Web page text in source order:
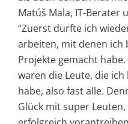
Matúš Mala, IT-Berater
“Zuerst durfte ich
arbeiten, mit denen
Projekte gemacht
waren die Leute, die
habe, also fast alle.
Glück mit super